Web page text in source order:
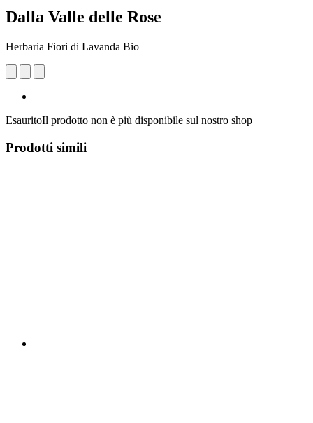
Dalla Valle delle Rose
Herbaria Fiori di Lavanda Bio
EsauritoIl prodotto non è più disponibile sul nostro shop
Prodotti simili